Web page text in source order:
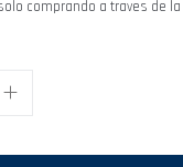
comprando a traves de la